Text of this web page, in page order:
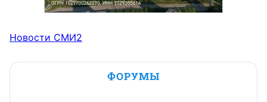
Новости СМИ2
ФОРУМЫ